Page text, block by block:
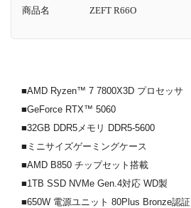
商品名 ZEFT R66O
■AMD Ryzen™ 7 7800X3D プロセッサ
■GeForce RTX™ 5060
■32GB DDR5メモリ DDR5-5600
■ミニサイズゲーミングケース
■AMD B850 チップセット搭載
■1TB SSD NVMe Gen.4対応 WD製
■650W 電源ユニット 80Plus Bronze認証